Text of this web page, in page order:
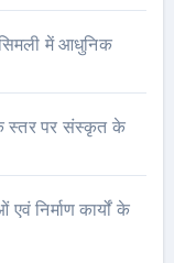
सिमली में आधुनिक
स्तर पर संस्कृत के
निर्माण कार्यों के